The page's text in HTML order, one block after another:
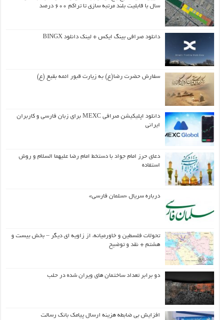
سال با قابلیت بلند مرتبه سازی تا تراکم ۶۰۰ درصد
دانلود صرافی بینگ ایکس + لینک دانلود BINGX
سفارش حضرت رضا(ع) به زیارت قبور ائمه بقیع (ع)
دانلود اپلیکیشن صرافی MEXC برای زبان فارسی و کاربران
ایرانی
دعای حرز امام جواد با دستخط امام رضا علیهما السلام و روش
استفاده
درباره سریال «سلمان فارسی»
تحولات فلسطین و خاورمیانه، از زاویه ای دیگر – بخش بیست و
هشتم + نقد و توضیح
دو برابر تعداد ساختمان های ویران شده در حلب
افزایش بی ضابطه هزینه ارسال پیامک بانک رسالت